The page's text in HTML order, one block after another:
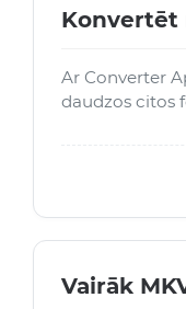
Konvertēt
Ar Converter
daudzos citos
Vairāk